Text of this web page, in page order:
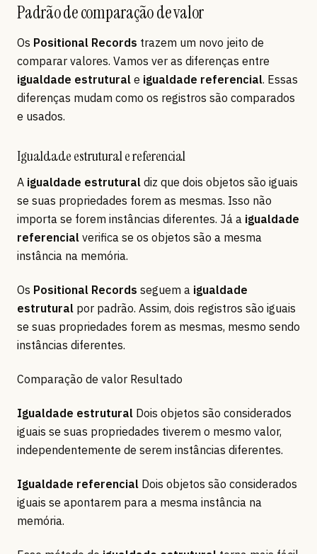
Padrão de comparação de valor
Os Positional Records trazem um novo jeito de
comparar valores. Vamos ver as diferenças entre
igualdade estrutural e igualdade referencial. Essas
diferenças mudam como os registros são comparados
e usados.
Igualdade estrutural e referencial
A igualdade estrutural diz que dois objetos são iguais
se suas propriedades forem as mesmas. Isso não
importa se forem instâncias diferentes. Já a igualdade
referencial verifica se os objetos são a mesma
instância na memória.
Os Positional Records seguem a igualdade
estrutural por padrão. Assim, dois registros são iguais
se suas propriedades forem as mesmas, mesmo sendo
instâncias diferentes.
Comparação de valor Resultado
Igualdade estrutural Dois objetos são considerados
iguais se suas propriedades tiverem o mesmo valor,
independentemente de serem instâncias diferentes.
Igualdade referencial Dois objetos são considerados
iguais se apontarem para a mesma instância na
memória.